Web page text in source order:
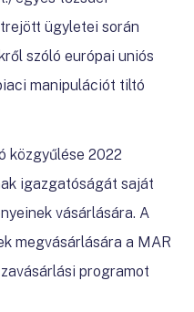
ügyletei során
szóló európai uniós
manipulációt tiltó
közgyűlése 2022
igazgatóságát saját
vásárlására. A
megvásárlására a MAR
programot